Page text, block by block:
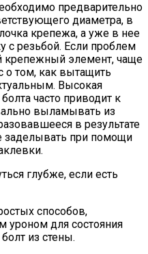
предварительно
диаметра, в
крепежа, а уже в нее
с резьбой. Если проблем
крепежный элемент, чаще
о том, как вытащить
Высокая
часто приводит к
выламывать из
в результате
заделывать при помощи
глубже, если есть
способов,
для состояния
из стены.